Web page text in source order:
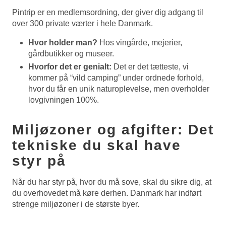
Pintrip er en medlemsordning, der giver dig adgang til
over 300 private værter i hele Danmark.
Hvor holder man? Hos vingårde, mejerier,
gårdbutikker og museer.
Hvorfor det er genialt: Det er det tætteste, vi
kommer på “vild camping” under ordnede forhold,
hvor du får en unik naturoplevelse, men overholder
lovgivningen 100%.
Miljøzoner og afgifter: Det
tekniske du skal have
styr på
Når du har styr på, hvor du må sove, skal du sikre dig, at
du overhovedet må køre derhen. Danmark har indført
strenge miljøzoner i de største byer.